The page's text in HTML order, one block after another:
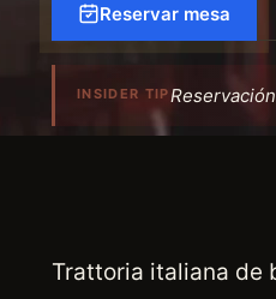
Reservar mesa
INSIDER TIP
Trattoria italiana de